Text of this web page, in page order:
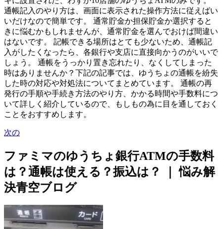
通帳記入のやり方は、画面に表示された操作方法に従えばい
いだけなので簡単です。 通常貯金か担保貯金か選択すると
きに悩むかもしれませんが、通常貯金を選んでおけば間違い
はないです。 記帳できる場所はとても少ないため、通帳記
入がしたくなったら、各銀行や支店に直接向かうのがいいで
しょう。 通帳をうっかり置き忘れたり、なくしてしまった
時はありませんか？下記の記事では、ゆうちょの通帳を紛失
した時の対応や対処法についてまとめています。 通帳の再
発行の手順や手続き方法のやり方、かかる時間や手数料につ
いて詳しく紹介しているので、もしもの為に目を通しておく
ことをおすすめします。
次の
ファミマのゆうちょ銀行ATMの手数料
は？通帳は使える？振込は？ ｜ 悩み解
決青空ブログ